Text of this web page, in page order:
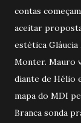
contas
aceitar
estética
Monter. Mauro
diante de Hélio
mapa do MDI
Branca sonda